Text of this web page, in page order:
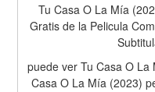
Tu Casa O La Mía
Gratis de la Pelicula
puede ver Tu Casa O
Casa O La Mía (2023)